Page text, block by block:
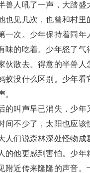
兽人吼了一声，大踏
也见几次，也曾和村
一次。少年保持着同
味的吃着。少年怒了
伙散去。得意的半兽
蚁没什么区别。少年
。
叫声早已消失，少年
间不少了，太阳也应
人们说森林深处怪物
的他更感到害怕。少
附近传来隆隆的声音